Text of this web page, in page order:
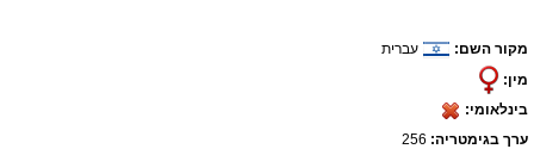
מקור השם:
עברית
מין:
בינלאומי:
ערך בגימטריה: